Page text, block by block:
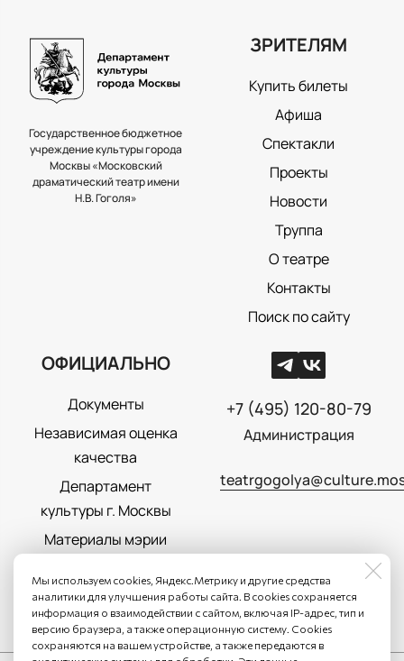
Государственное бюджетное
учреждение культуры города
Москвы «Московский
драматический театр имени
Н.В. Гоголя»
ЗРИТЕЛЯМ
Купить билеты
Афиша
Спектакли
Проекты
Новости
Труппа
О театре
Контакты
Поиск по сайту
ОФИЦИАЛЬНО
Документы
Независимая оценка
качества
Департамент
культуры г. Москвы
Материалы мэрии
Политика
конфиденциальности
+7 (495) 120-80-79
Администрация
Мы используем cookies, Яндекс.Метрику и другие средства
аналитики для улучшения работы сайта. В cookies сохраняется
информация о взаимодействии с сайтом, включая IP-адрес, тип и
версию браузера, а также операционную систему. Cookies
сохраняются на вашем устройстве, а также передаются в